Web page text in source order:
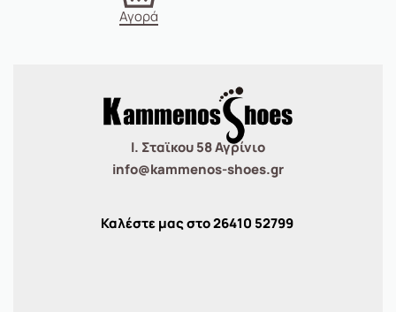
Αγορά
Ι. Σταϊκου 58 Αγρίνιο
info@kammenos-shoes.gr
Καλέστε μας στο26410 52799